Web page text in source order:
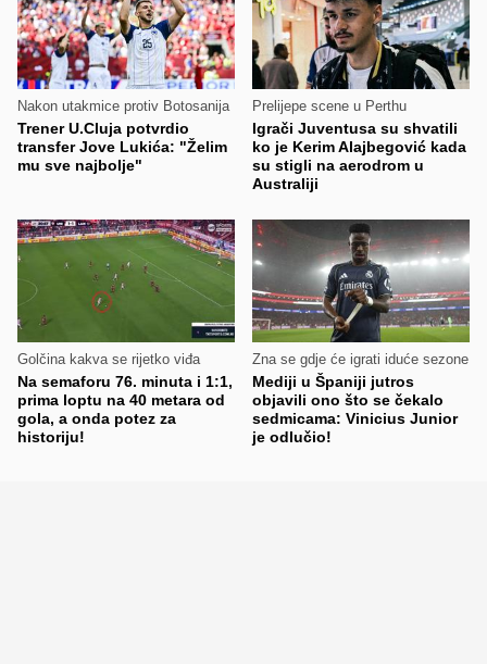
Nakon utakmice protiv Botosanija
Trener U.Cluja potvrdio
transfer Jove Lukića: "Želim
mu sve najbolje"
Prelijepe scene u Perthu
Igrači Juventusa su shvatili
ko je Kerim Alajbegović kada
su stigli na aerodrom u
Australiji
Golčina kakva se rijetko viđa
Na semaforu 76. minuta i 1:1,
prima loptu na 40 metara od
gola, a onda potez za
historiju!
Zna se gdje će igrati iduće sezone
Mediji u Španiji jutros
objavili ono što se čekalo
sedmicama: Vinicius Junior
je odlučio!